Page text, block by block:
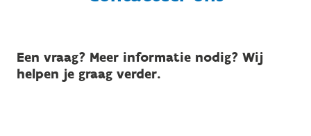
Een vraag? Meer informatie nodig? Wij
helpen je graag verder.